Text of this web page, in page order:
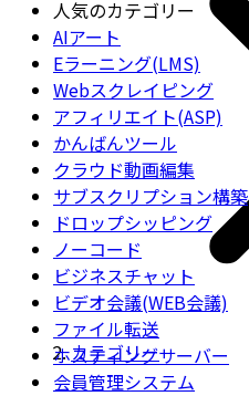
人気のカテゴリー
AIアート
Eラーニング(LMS)
Webスクレイピング
アフィリエイト(ASP)
かんばんツール
クラウド動画編集
サブスクリプション構築
ドロップシッピング
ノーコード
ビジネスチャット
ビデオ会議(WEB会議)
ファイル転送
ホスティングサーバー
会員管理システム
カテゴリー